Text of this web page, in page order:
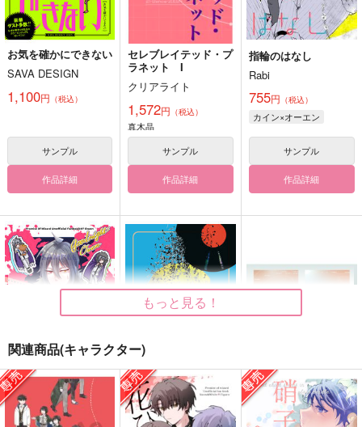
お気を確かにできない
SAVA DESIGN
1,100円 （税込）
サンプル
作品詳細
セレブレイテッド・プ
ラネット I
クリアライト
1,572円 （税込）
真木晶
サンプル
作品詳細
指輪のはなし
Rabi
755円 （税込）
カイン×オーエン
サンプル
作品詳細
おやすみオーエン
ミリミミル
終わらない歌を歌おう
アスタリスク
VIRTUAL
約束はしない
もっと見る！
関連商品(キャラクター)